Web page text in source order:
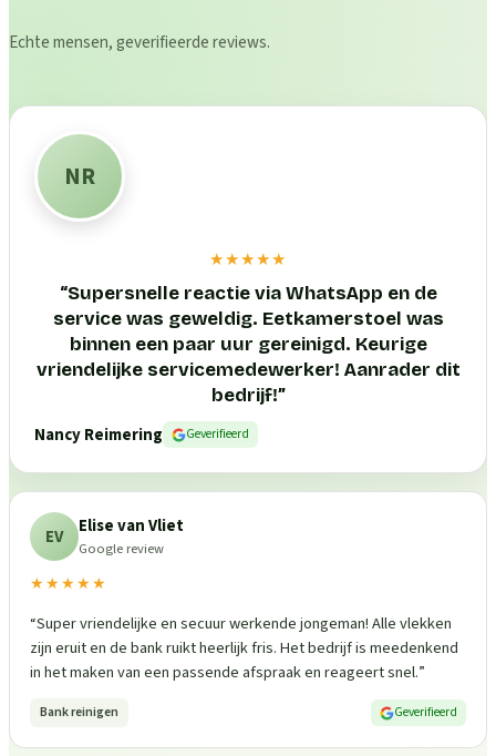
Echte mensen, geverifieerde reviews.
NR
★★★★★
“Supersnelle reactie via WhatsApp en de
service was geweldig. Eetkamerstoel was
binnen een paar uur gereinigd. Keurige
vriendelijke servicemedewerker! Aanrader dit
bedrijf!”
Nancy Reimering
Geverifieerd
EV Elise van Vliet
Google review
★★★★★
“Super vriendelijke en secuur werkende jongeman! Alle vlekken
zijn eruit en de bank ruikt heerlijk fris. Het bedrijf is meedenkend
in het maken van een passende afspraak en reageert snel.”
Bank reinigen Geverifieerd